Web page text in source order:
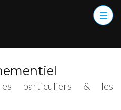
particuliers & les